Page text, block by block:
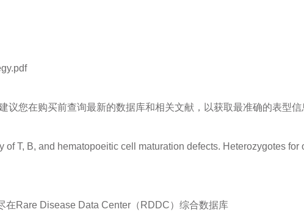
您在购买前查询最新的数据库和相关文献，以获取最准确的表型信
of T, B, and hematopoeitic cell maturation defects. Heterozygotes
在Rare Disease Data Center（RDDC）综合数据库